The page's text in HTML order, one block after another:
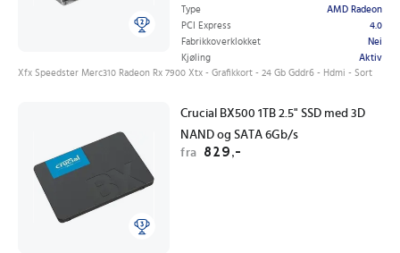
Type
AMD Radeon
PCI Express
4.0
Fabrikkoverklokket
Nei
Kjøling
Aktiv
Xfx Speedster Merc310 Radeon Rx 7900 Xtx - Grafikkort - 24 Gb Gddr6 - Hdmi - Sort
Crucial BX500 1TB 2.5" SSD med 3D
NAND og SATA 6Gb/s
fra
829,-